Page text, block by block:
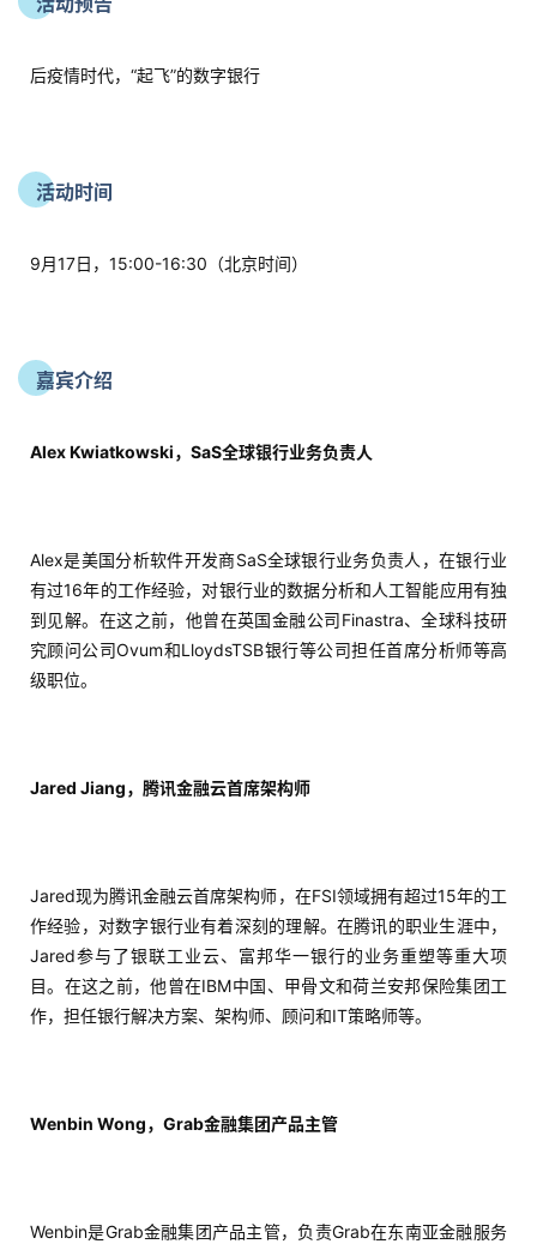
页
推
运
营
实
享
例
操
盘
手
C
干
后疫情时代，“起飞”的数字银行
活动时间
9月17日，15:00-16:30（北京时间）
嘉宾介绍
Alex Kwiatkowski，SaS全球银行业务负责人
Alex是美国分析软件开发商SaS全球银行业务负责人，在银行业
有过16年的工作经验，对银行业的数据分析和人工智能应用有独
到见解。在这之前，他曾在英国金融公司Finastra、全球科技研
究顾问公司Ovum和LloydsTSB银行等公司担任首席分析师等高
级职位。
Jared Jiang，腾讯金融云首席架构师
Jared现为腾讯金融云首席架构师，在FSI领域拥有超过15年的工
作经验，对数字银行业有着深刻的理解。在腾讯的职业生涯中，
Jared参与了银联工业云、富邦华一银行的业务重塑等重大项
目。在这之前，他曾在IBM中国、甲骨文和荷兰安邦保险集团工
作，担任银行解决方案、架构师、顾问和IT策略师等。
Wenbin Wong，Grab金融集团产品主管
Wenbin是Grab金融集团产品主管，负责Grab在东南亚金融服务